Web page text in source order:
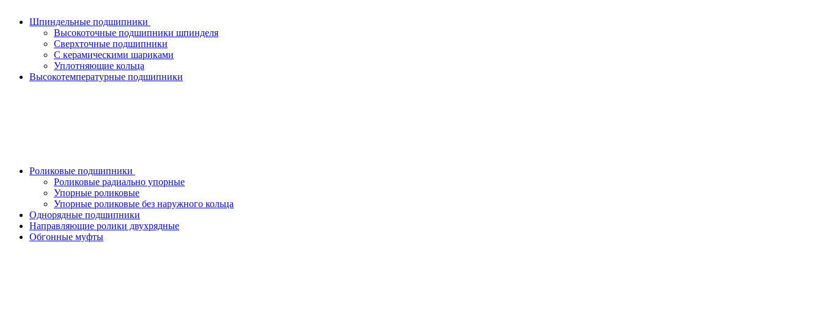
Шпиндельные подшипники
Высокоточные подшипники шпинделя
Сверхточные подшипники
С керамическими шариками
Уплотняющие кольца
Высокотемпературные подшипники
Роликовые подшипники
Роликовые радиально упорные
Упорные роликовые
Упорные роликовые без наружного кольца
Однорядные подшипники
Направляющие ролики двухрядные
Обгонные муфты